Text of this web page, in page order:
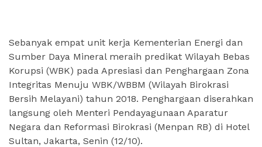
Sebanyak empat unit kerja Kementerian Energi dan
Sumber Daya Mineral meraih predikat Wilayah Bebas
Korupsi (WBK) pada Apresiasi dan Penghargaan Zona
Integritas Menuju WBK/WBBM (Wilayah Birokrasi
Bersih Melayani) tahun 2018. Penghargaan diserahkan
langsung oleh Menteri Pendayagunaan Aparatur
Negara dan Reformasi Birokrasi (Menpan RB) di Hotel
Sultan, Jakarta, Senin (12/10).